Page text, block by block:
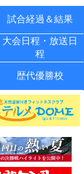
試合経過＆結果
大会日程・放送日
程
歴代優勝校